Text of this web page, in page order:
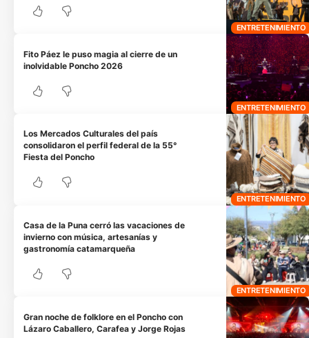
ENTRETENIMIENTO
ENTRETENIMIENTO
Fito Páez le puso magia al cierre de un
inolvidable Poncho 2026
ENTRETENIMIENTO
Los Mercados Culturales del país
consolidaron el perfil federal de la 55°
Fiesta del Poncho
ENTRETENIMIENTO
Casa de la Puna cerró las vacaciones de
invierno con música, artesanías y
gastronomía catamarqueña
Gran noche de folklore en el Poncho con
Lázaro Caballero, Carafea y Jorge Rojas